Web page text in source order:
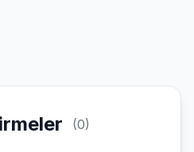
(0)